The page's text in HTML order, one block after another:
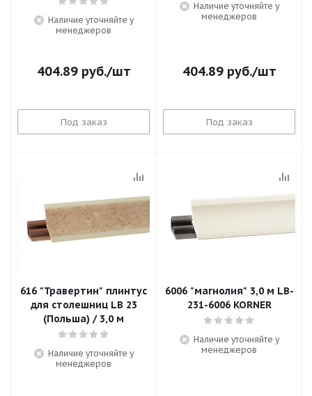
Наличие уточняйте у
менеджеров
404.89руб./шт
Под заказ
Наличие уточняйте у
менеджеров
404.89руб./шт
Под заказ
616 "Травертин" плинтус
для столешниц LB 23
(Польша) / 3,0 м
Наличие уточняйте у
менеджеров
6006 "магнолия" 3,0 м LB-
231-6006 KORNER
Наличие уточняйте у
менеджеров